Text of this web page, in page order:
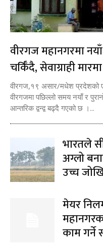
वीरगज महानगरमा
चर्किँदै, सेवाग्राही मारमा
वीरगज,१९ असार/मधेश प्रदेशको
वीरगजमा पछिल्लो समय नयाँ र
आन्तरिक द्वन्द्व बढ्दै गएको छ ।...
भारतले
अग्लो
उच्च
मेयर
काम